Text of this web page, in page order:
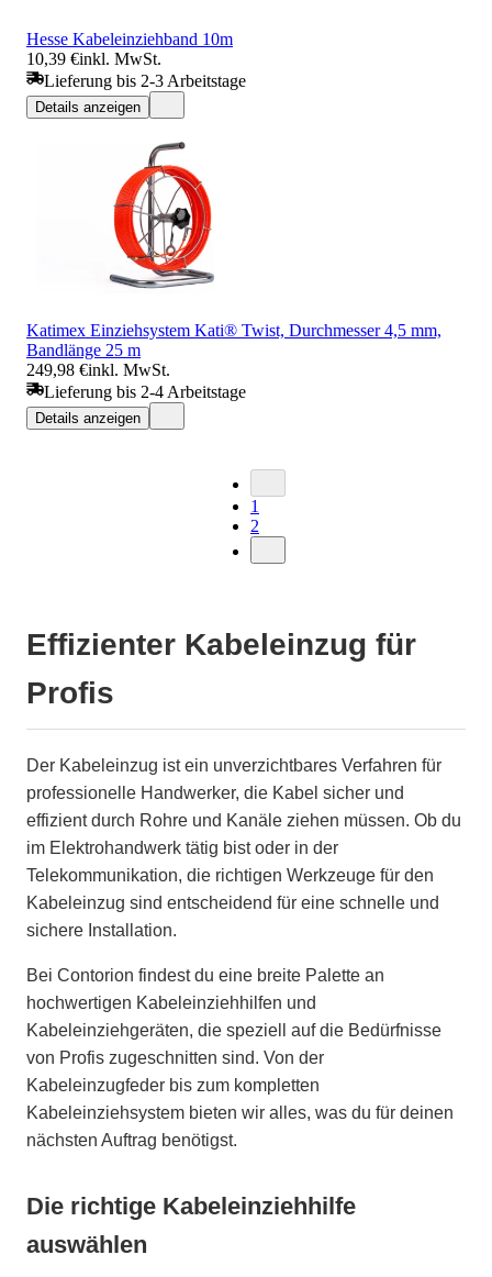
Hesse Kabeleinziehband 10m
10,39 €inkl. MwSt.
Lieferung bis 2-3 Arbeitstage
Details anzeigen
Katimex Einziehsystem Kati® Twist, Durchmesser 4,5 mm,
Bandlänge 25 m
249,98 €inkl. MwSt.
Lieferung bis 2-4 Arbeitstage
Details anzeigen
1
2
Effizienter Kabeleinzug für
Profis
Der Kabeleinzug ist ein unverzichtbares Verfahren für
professionelle Handwerker, die Kabel sicher und
effizient durch Rohre und Kanäle ziehen müssen. Ob du
im Elektrohandwerk tätig bist oder in der
Telekommunikation, die richtigen Werkzeuge für den
Kabeleinzug sind entscheidend für eine schnelle und
sichere Installation.
Bei Contorion findest du eine breite Palette an
hochwertigen Kabeleinziehhilfen und
Kabeleinziehgeräten, die speziell auf die Bedürfnisse
von Profis zugeschnitten sind. Von der
Kabeleinzugfeder bis zum kompletten
Kabeleinziehsystem bieten wir alles, was du für deinen
nächsten Auftrag benötigst.
Die richtige Kabeleinziehhilfe
auswählen